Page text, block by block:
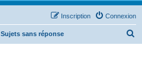
Connexion
Inscription
Sujets sans réponse